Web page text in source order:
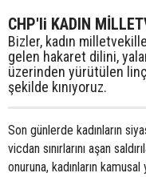
CHP'li KADIN
Bizler, kadın
gelen hakaret dilini,
üzerinden yürütülen
şekilde kınıyoruz.
Son günlerde kadınların
vicdan sınırlarını aşan
onuruna, kadınların